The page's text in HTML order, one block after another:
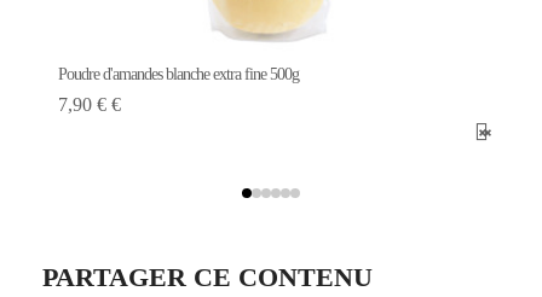
Poudre d'amandes blanche extra fine 500g
7,90 € €
PARTAGER CE CONTENU